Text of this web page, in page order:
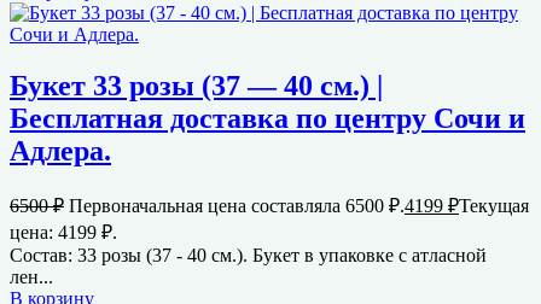
Букет 33 розы (37 — 40 см.) |
Бесплатная доставка по центру Сочи и
Адлера.
6500₽ Первоначальная цена составляла 6500 ₽.4199 ₽Текущая
цена: 4199 ₽.
Состав: 33 розы (37 - 40 см.). Букет в упаковке с атласной
лен...
В корзину